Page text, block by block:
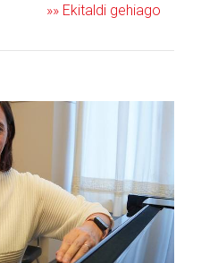
»» Ekitaldi gehiago